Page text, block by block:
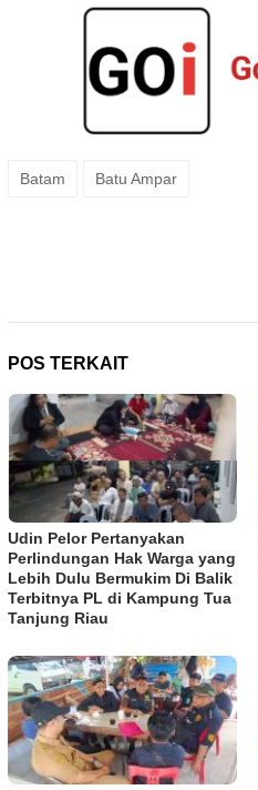
Batam Batu Ampar
POS TERKAIT
Udin Pelor Pertanyakan
Perlindungan Hak Warga yang
Lebih Dulu Bermukim Di Balik
Terbitnya PL di Kampung Tua
Tanjung Riau